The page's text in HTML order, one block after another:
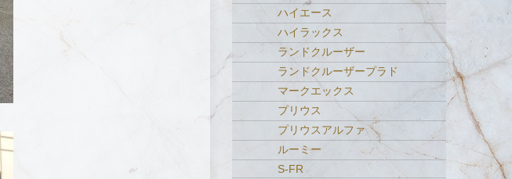
ハイエース
ハイラックス
ランドクルーザー
ランドクルーザープラド
マークエックス
プリウス
プリウスアルファ
ルーミー
S-FR